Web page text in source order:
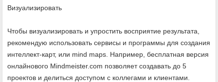
Визуализировать
Чтобы визуализировать и упростить восприятие результата,
рекомендую использовать сервисы и программы для создания
интеллект-карт, или mind maps. Например, бесплатная версия
онлайнового Mindmeister.com позволяет создавать до 5
проектов и делиться доступом с коллегами и клиентами.